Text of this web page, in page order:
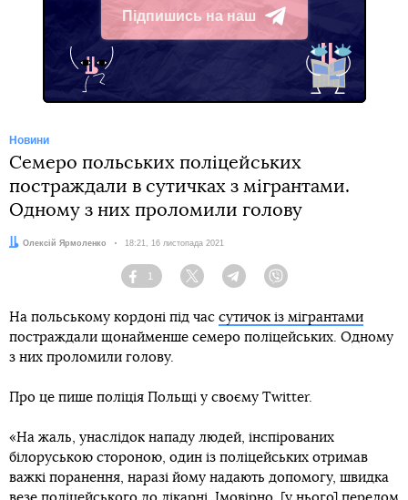
Підпишись на наш
Telegram
Новини
Семеро польських поліцейських
постраждали в сутичках з мігрантами.
Одному з них проломили голову
Автор:
Олексій Ярмоленко Дата:
18:21, 16 листопада 2021
Facebook
1
Twitter TelegramViber
На польському кордоні під час сутичок із мігрантами
постраждали щонайменше семеро поліцейських. Одному
з них проломили голову.
Про це пише поліція Польщі у своєму Twitter.
«На жаль, унаслідок нападу людей, інспірованих
білоруською стороною, один із поліцейських отримав
важкі поранення, наразі йому надають допомогу, швидка